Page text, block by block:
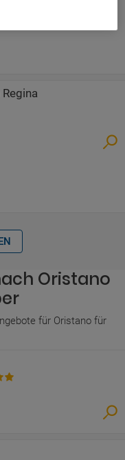
Oristano
für Oristano für